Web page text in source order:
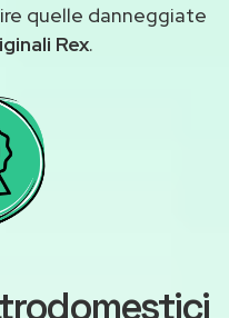
quelle danneggiate
Rex.